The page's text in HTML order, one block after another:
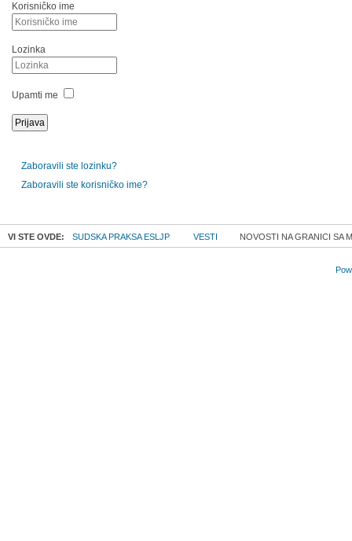
Korisničko ime
Lozinka
Upamti me
Zaboravili ste lozinku?
Zaboravili ste korisničko ime?
VI STE OVDE: SUDSKA PRAKSA ESLJP VESTI NOVOSTI NA GRANICI SA